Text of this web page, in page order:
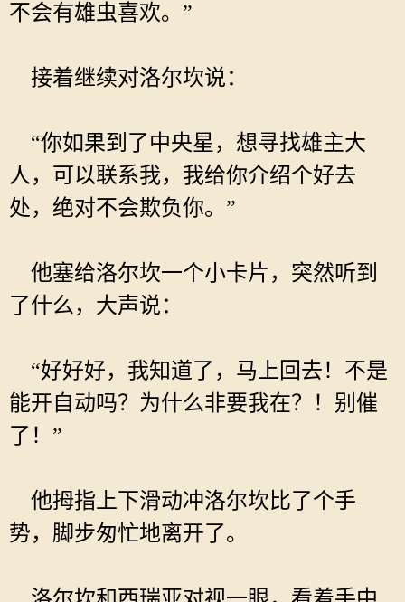
不会有雄虫喜欢。”
接着继续对洛尔坎说：
“你如果到了中央星，想寻找雄主大
人，可以联系我，我给你介绍个好去
处，绝对不会欺负你。”
他塞给洛尔坎一个小卡片，突然听到
了什么，大声说：
“好好好，我知道了，马上回去！不是
能开自动吗？为什么非要我在？！别催
了！”
他拇指上下滑动冲洛尔坎比了个手
势，脚步匆忙地离开了。